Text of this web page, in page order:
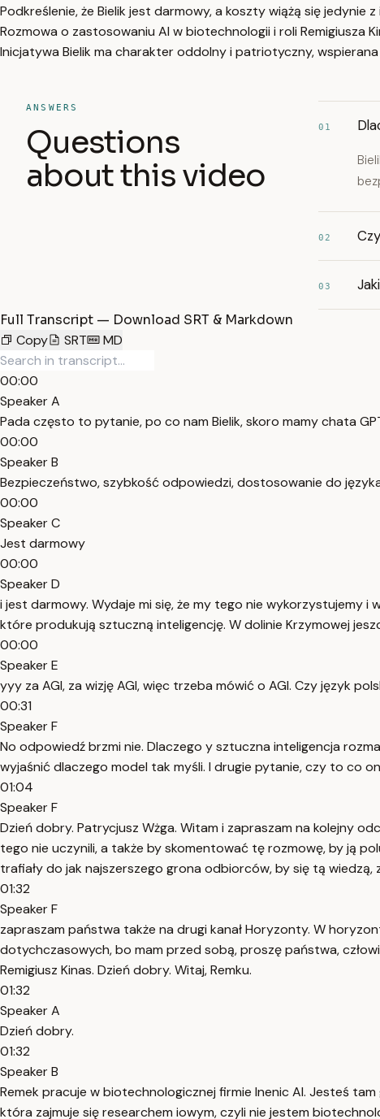
Podkreślenie, że Bielik jest darmowy, a koszty wiążą się jedynie
Rozmowa o zastosowaniu AI w biotechnologii i roli Remigiusza
Inicjatywa Bielik ma charakter oddolny i patriotyczny,
ANSWERS
Questions
about this video
01
02
03
Full Transcript — Download SRT & Markdown
Copy
SRT MD
00:00
Speaker A
Pada często to pytanie, po co nam Bielik, skoro mamy chata
00:00
Speaker B
Bezpieczeństwo, szybkość odpowiedzi, dostosowanie do
00:00
Speaker C
Jest darmowy
00:00
Speaker D
i jest darmowy. Wydaje mi się, że my tego nie wykorzystujemy
które produkują sztuczną inteligencję. W dolinie Krzymowej
00:00
Speaker E
yyy za AGI, za wizję AGI, więc trzeba mówić o AGI. Czy język
00:31
Speaker F
No odpowiedź brzmi nie. Dlaczego y sztuczna inteligencja
wyjaśnić dlaczego model tak myśli. I drugie pytanie, czy to co
01:04
Speaker F
Dzień dobry. Patrycjusz Wżga. Witam i zapraszam na kolejny
tego nie uczynili, a także by skomentować tę rozmowę, by ją
trafiały do jak najszerszego grona odbiorców, by się tą
01:32
Speaker F
zapraszam państwa także na drugi kanał Horyzonty. W
dotychczasowych, bo mam przed sobą, proszę państwa,
Remigiusz Kinas. Dzień dobry. Witaj, Remku.
01:32
Speaker A
Dzień dobry.
01:32
Speaker B
Remek pracuje w biotechnologicznej firmie Inenic AI. Jesteś
która zajmuje się researchem iowym, czyli nie jestem